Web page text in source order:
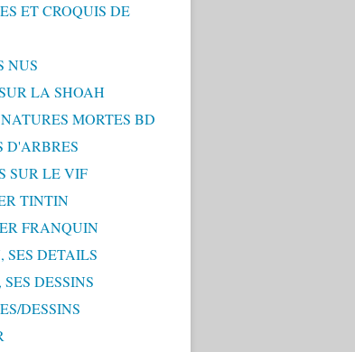
ET CROQUIS DE
NUS
LA SHOAH
MORTES BD
D'ARBRES
SUR LE VIF
TINTIN
FRANQUIN
SES DETAILS
DESSINS
DESSINS